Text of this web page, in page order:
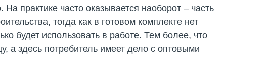
практике часто оказывается наоборот – часть
тогда как в готовом комплекте нет
будет использовать в работе. Тем более, что
а здесь потребитель имеет дело с оптовыми